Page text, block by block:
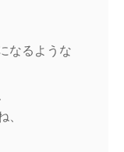
なるような
、